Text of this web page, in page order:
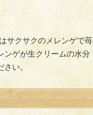
サクサクのメレンゲで苺
ンゲが生クリームの水分
い。